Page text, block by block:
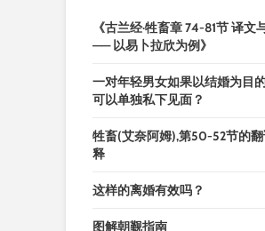
《古兰经·牲畜章 74-81节 译文
—— 以易卜拉欣为例》
一对年轻男女如果以结婚为目
可以单独私下见面？
牲畜(艾奈阿姆),第50-52节的
释
这样的离婚有效吗？
图解朝觐指南